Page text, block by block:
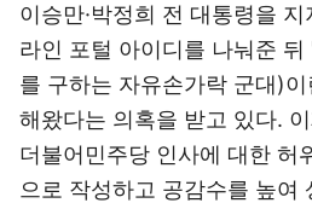
이승만·박정희 전 대통령을
라인 포털 아이디를 나눠준
를 구하는 자유손가락 군대)
해왔다는 의혹을 받고 있다.
더불어민주당 인사에 대한 허
으로 작성하고 공감수를 높여